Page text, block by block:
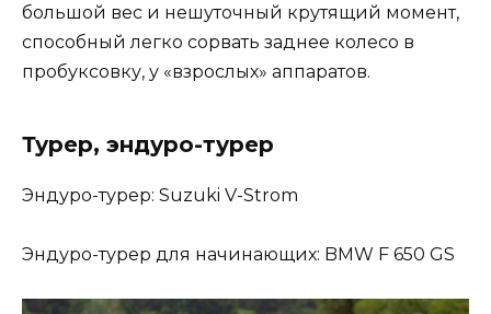
большой вес и нешуточный крутящий момент,
способный легко сорвать заднее колесо в
пробуксовку, у «взрослых» аппаратов.
Турер, эндуро-турер
Эндуро-турер: Suzuki V-Strom
Эндуро-турер для начинающих: BMW F 650 GS